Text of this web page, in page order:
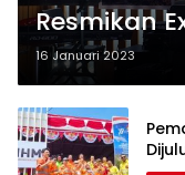
Resmikan
2
16 Januari 2023